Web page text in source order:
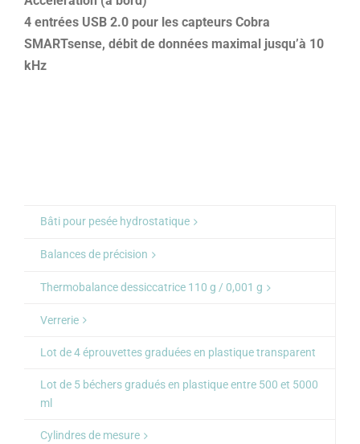
4 entrées USB 2.0 pour les capteurs Cobra
SMARTsense, débit de données maximal jusqu’à 10
kHz
Bâti pour pesée hydrostatique
Balances de précision
Thermobalance dessiccatrice 110 g / 0,001 g
Verrerie
Lot de 4 éprouvettes graduées en plastique transparent
Lot de 5 béchers gradués en plastique entre 500 et 5000
ml
Cylindres de mesure